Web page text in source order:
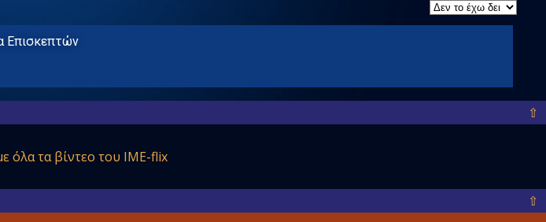
Επισκεπτών
⇧
όλατα βίντεο του IME-flix
⇧